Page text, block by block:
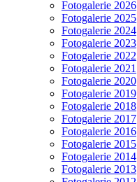
Fotogalerie 2026
Fotogalerie 2025
Fotogalerie 2024
Fotogalerie 2023
Fotogalerie 2022
Fotogalerie 2021
Fotogalerie 2020
Fotogalerie 2019
Fotogalerie 2018
Fotogalerie 2017
Fotogalerie 2016
Fotogalerie 2015
Fotogalerie 2014
Fotogalerie 2013